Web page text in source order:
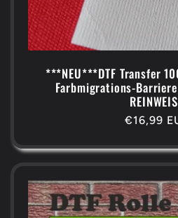
***NEU***DTF Transfer
Farbmigrations-
Normaler
€16,99